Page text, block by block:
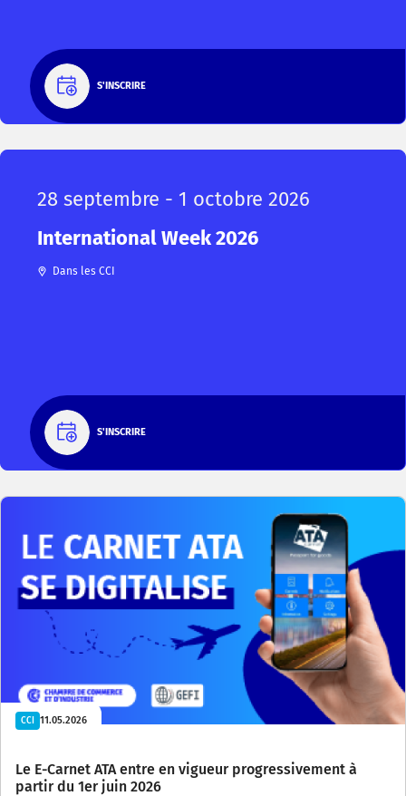
S'INSCRIRE
28 septembre - 1 octobre 2026
International Week 2026
Dans les CCI
S'INSCRIRE
CCI 11.05.2026
Le E-Carnet ATA entre en vigueur progressivement à
partir du 1er juin 2026